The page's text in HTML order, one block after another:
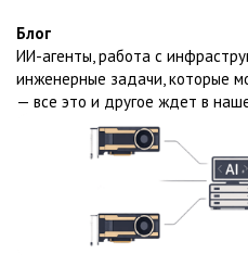
Блог
ИИ-агенты, работа с
инженерные задачи, которые
— все это и другое ждет в